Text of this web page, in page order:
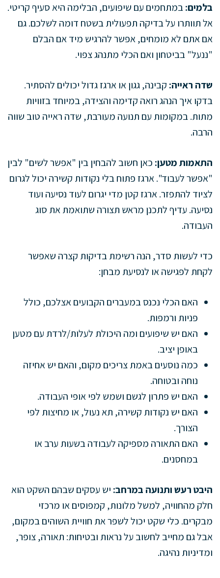
בלמים:במתחמים עם שיפועים, הבלימה היא סעיף קריטי.
אל תוותרו על בדיקה תפעולית בשטח דומה לשלכם. גם
אם אתם לא מומחים, אפשר להרגיש מיד אם הבלם
"ננעל" בביטחון ואם הכלי מתנהג צפוי.
שדה ראייה: קבינה, גגון או ארגז גדול יכולים להסתיר.
בדקו איך הנהג רואה קדימה והצידה, במיוחד בזוויות
מתות. במקומות עם תנועה מעורבת, שדה ראייה טוב שווה
הרבה.
התאמות מטען: כאן חשוב להבחין בין "אפשר לשים" לבין
"אפשר לעבוד". ארגז פתוח בלי נקודות קשירה יכול לגרום
לציוד להתפזר. ארגז קטן מדי יגרום לעוד נסיעה ועוד
נסיעה. עדיף לתכנן מראש תצורה שתואמת את סוג
העבודה.
כדי לעשות סדר, הנה רשימת בדיקות קצרה שאפשר
לקחת לפגישה או לנסיעת מבחן:
האם הכלי נכנס במעברים הקבועים אצלכם, כולל
פניות ורמפות.
האם יש שיפועים ומה היכולת לעלות/לרדת עם מטען
באופן יציב.
כמה נוסעים באמת צריכים מקום, והאם יש אחיזה
נוחה ובטוחה.
האם יש פתרון לגשם ושמש לפי אופי העבודה.
האם יש נקודות קשירה, תא נעול, או מחיצות לפי
הצורך.
האם התאורה מספיקה לעבודה בשעות ערב או
במחסנים.
היבט רעש ותנועה במרחב: יש עסקים שבהם השקט הוא
חלק מהחוויה, למשל מלונות, קמפוסים או מרכזי
מבקרים. כלי שקט יכול לשפר את חוויית השוהים במקום,
אבל גם מחייב לחשוב על נראות ובטיחות: תאורה, צופר,
ומדיניות נהיגה.